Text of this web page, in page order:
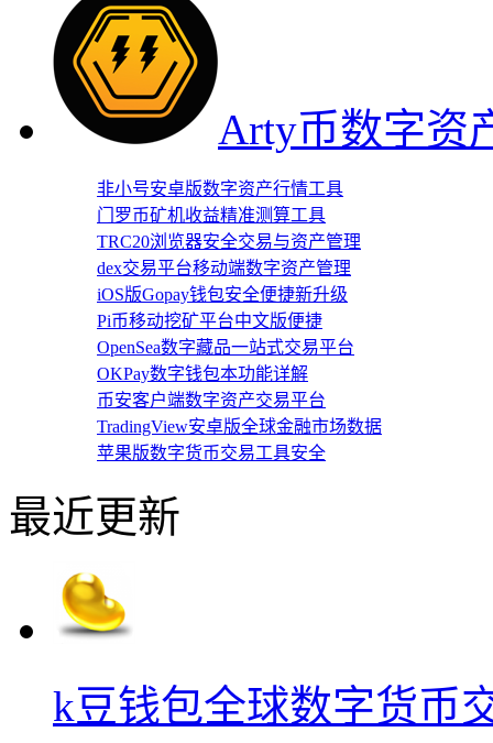
Arty币数字资
非小号安卓版数字资产行情工具
门罗币矿机收益精准测算工具
TRC20浏览器安全交易与资产管理
dex交易平台移动端数字资产管理
iOS版Gopay钱包安全便捷新升级
Pi币移动挖矿平台中文版便捷
OpenSea数字藏品一站式交易平台
OKPay数字钱包本功能详解
币安客户端数字资产交易平台
TradingView安卓版全球金融市场数据
苹果版数字货币交易工具安全
最近更新
k豆钱包全球数字货币